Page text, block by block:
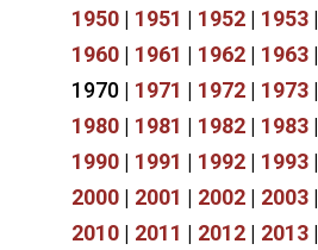
1950 | 1951 | 1952 | 1953 |
1960 | 1961 | 1962 | 1963 |
1970 | 1971 | 1972 | 1973 |
1980 | 1981 | 1982 | 1983 |
1990 | 1991 | 1992 | 1993 |
2000 | 2001 | 2002 | 2003 |
2010 | 2011 | 2012 | 2013 |